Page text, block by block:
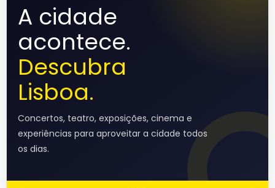
A cidade
acontece.
Descubra
Lisboa.
Concertos, teatro, exposições, cinema e
experiências para aproveitar a cidade todos
os dias.